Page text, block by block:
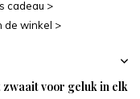
cadeau >
de winkel >
zwaait voor geluk in elk